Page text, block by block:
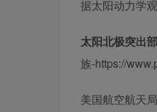
据太阳动力学
太阳北极突出
族-https://
美国航空航天